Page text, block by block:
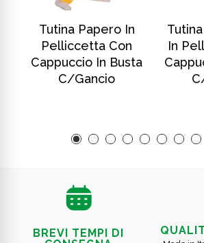
Tutina Papero In
Pelliccetta Con
Cappuccio In Busta
C/gancio
In
BREVI TEMPI DI